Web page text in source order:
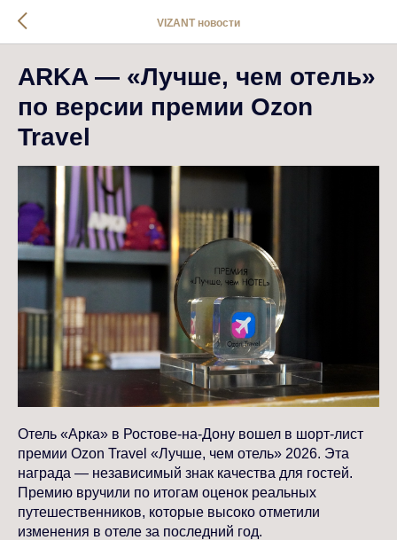
VIZANT новости
ARKA — «Лучше, чем отель»
по версии премии Ozon
Travel
Отель «Арка» в Ростове-на-Дону вошел в шорт-лист
премии Ozon Travel «Лучше, чем отель» 2026. Эта
награда — независимый знак качества для гостей.
Премию вручили по итогам оценок реальных
путешественников, которые высоко отметили
изменения в отеле за последний год.